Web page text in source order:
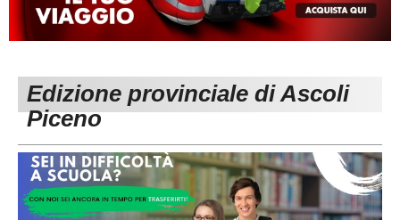
MACERATA
Carica la tua Rosa
ECCELLENZA
1^ CATEGORIA
3^ CATEGORIA
GIOVANILI
REGIONALI
Edizione provinciale di Ascoli
Piceno